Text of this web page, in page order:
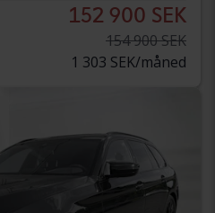
152 900 SEK
154 900 SEK
1 303 SEK/måned